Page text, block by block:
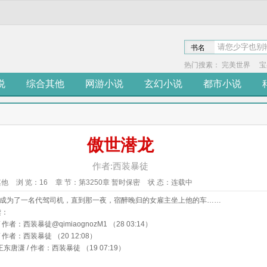
书名
热门搜素： 完美世界
综合其他 网游小说 玄幻小说 都市小说
傲世潜龙
作者:西装暴徒
浏 览： 16 章 节： 第3250章 暂时保密 状 态： 连载中
为了一名代驾司机，直到那一夜，宿醉晚归的女雇主坐上他的车……
者：西装暴徒@qimiaognozM1 （28 03:14）
者：西装暴徒 （20 12:08）
东唐潇 / 作者：西装暴徒 （19 07:19）